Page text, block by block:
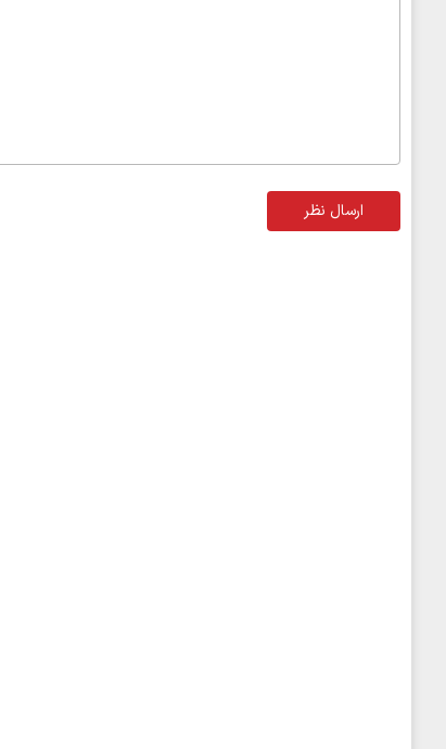
ارسال نظر